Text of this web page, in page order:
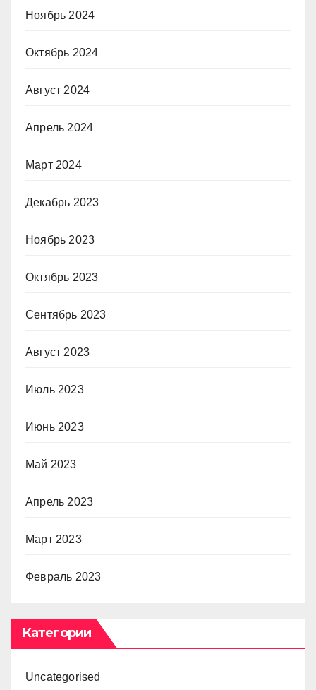
Ноябрь 2024
Октябрь 2024
Август 2024
Апрель 2024
Март 2024
Декабрь 2023
Ноябрь 2023
Октябрь 2023
Сентябрь 2023
Август 2023
Июль 2023
Июнь 2023
Май 2023
Апрель 2023
Март 2023
Февраль 2023
Категории
Uncategorised